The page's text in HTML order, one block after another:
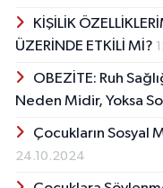
KİŞİLİK
ÜZERİNDE ETKİLİ Mİ?
OBEZİTE: Ruh
Neden Midir, Yoksa
Çocukların Sosyal
24.10.2024